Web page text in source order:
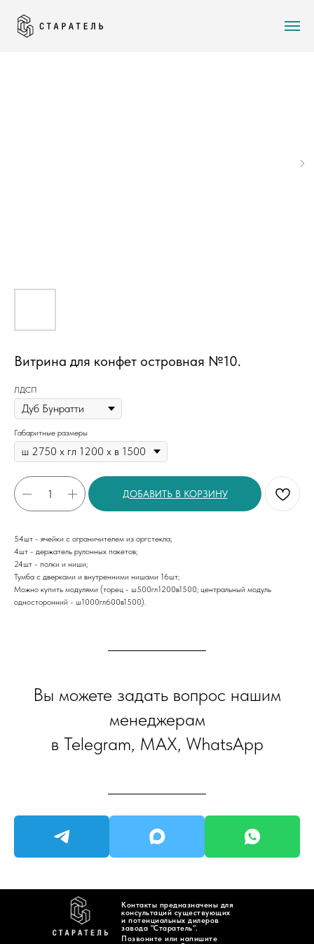
Витрина для конфет островная №10.
ЛДСП
Габаритные размеры
ДОБАВИТЬ В КОРЗИНУ
54шт - ячейки с ограничителем из оргстекла;
4шт - держатель рулонных пакетов;
24шт - полки и ниши;
Тумба с дверками и внутренними нишами 16шт;
Можно купить модулями (торец - ш500гл1200в1500; центральный модуль
односторонний - ш1000гл600в1500).
Вы можете задать вопрос нашим
менеджерам
в Telegram, MAX, WhatsApp
Позвоните или напишите
Контакты предназначены для
консультаций существующих
и потенциальных дилеров
завода "Старатель".